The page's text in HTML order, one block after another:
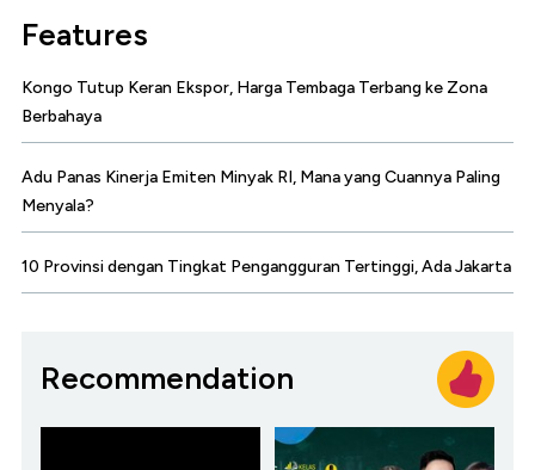
Features
Kongo Tutup Keran Ekspor, Harga Tembaga Terbang ke Zona
Berbahaya
Adu Panas Kinerja Emiten Minyak RI, Mana yang Cuannya Paling
Menyala?
10 Provinsi dengan Tingkat Pengangguran Tertinggi, Ada Jakarta
Recommendation